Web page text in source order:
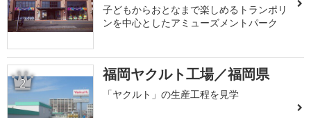
子どもからおとなまで楽しめるトランポリ
ンを中心としたアミューズメントパーク
2 福岡ヤクルト工場／福岡県
「ヤクルト」の生産工程を見学